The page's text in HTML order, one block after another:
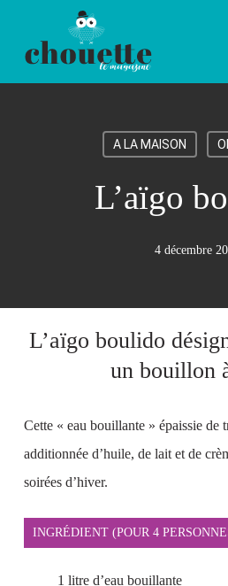
Rechercher
A LA MAISON
L’aïgo
4 décembre
L’aïgo boulido
un bouillon
Cette « eau bouillante » épaissie de
additionnée d’huile, de lait et de
soirées d’hiver.
INGRÉDIENT (POUR 4
1 litre d’eau bouillante